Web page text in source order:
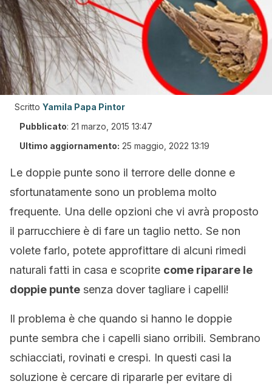
Scritto Yamila Papa Pintor
Pubblicato: 21 marzo, 2015 13:47
Ultimo aggiornamento: 25 maggio, 2022 13:19
Le doppie punte sono il terrore delle donne e
sfortunatamente sono un problema molto
frequente. Una delle opzioni che vi avrà proposto
il parrucchiere è di fare un taglio netto. Se non
volete farlo, potete approfittare di alcuni rimedi
naturali fatti in casa e scoprite come riparare le
doppie punte senza dover tagliare i capelli!
Il problema è che quando si hanno le doppie
punte sembra che i capelli siano orribili. Sembrano
schiacciati, rovinati e crespi. In questi casi la
soluzione è cercare di ripararle per evitare di